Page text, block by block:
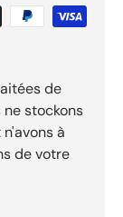
Moto600
Photo
00001
de
de
stockons
à
de votre